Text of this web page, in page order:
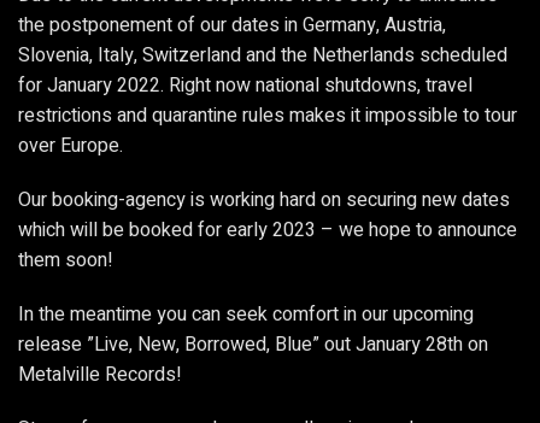
the postponement ofour dates in Germany, Austria,
Slovenia, Italy, Switzerland and the Netherlands scheduled
for January 2022. Right now national shutdowns, travel
restrictions and quarantine rules makes it impossible to tour
over Europe.
Our booking-agency is working hard on securing new dates
which will be booked for early 2023 – we hope to announce
them soon!
In the meantime you can seek comfort in our upcoming
release ”Live, New, Borrowed, Blue” out January 28th on
Metalville Records!